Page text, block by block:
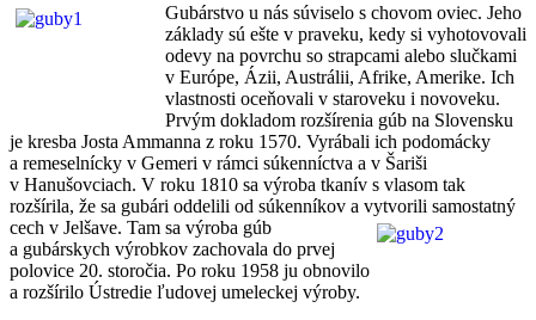
Gubárstvo u nás súviselo s chovom oviec. Jeho
základy sú ešte v praveku, kedy si vyhotovovali
odevy na povrchu so strapcami alebo slučkami
v Európe, Ázii, Austrálii, Afrike, Amerike. Ich
vlastnosti oceňovali v staroveku i novoveku.
Prvým dokladom rozšírenia gúb na Slovensku
je kresba Josta Ammanna z roku 1570. Vyrábali ich podomácky
a remeselnícky v Gemeri v rámci súkenníctva a v Šariši
v Hanušovciach. V roku 1810 sa výroba tkanív s vlasom tak
rozšírila, že sa gubári oddelili od súkenníkov a vytvorili samostatný
cech v Jelšave. Tam sa výroba gúb
a gubárskych výrobkov zachovala do prvej
polovice 20. storočia. Po roku 1958 ju obnovilo
a rozšírilo Ústredie ľudovej umeleckej výroby.